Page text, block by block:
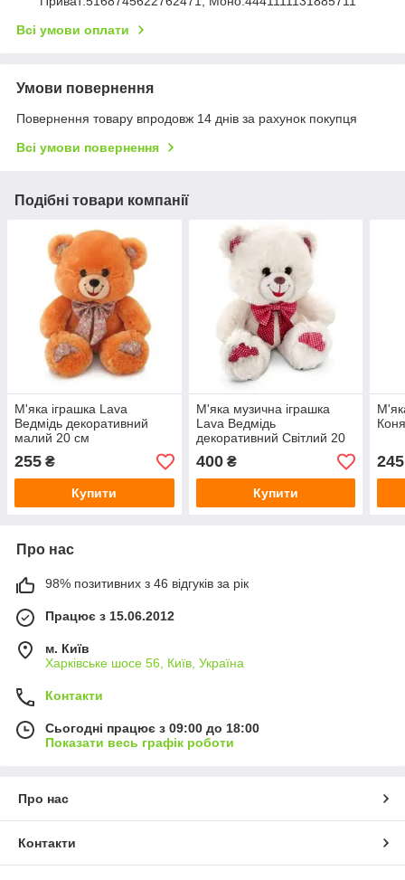
Всі умови оплати
Умови повернення
Повернення товару впродовж 14 днів за рахунок покупця
Всі умови повернення
Подібні товари компанії
М'яка іграшка Lava
Ведмідь декоративний
малий 20 см
255 ₴
Купити
М'яка музична іграшка
Lava Ведмідь
декоративний Світлий 20
см
400₴
Купити
245
Про нас
98% позитивних з 46 відгуків за рік
Працює з 15.06.2012
м. Київ
Харківське шосе 56, Київ, Україна
Контакти
Сьогодні працює з 09:00 до 18:00
Показати весь графік роботи
Про нас
Контакти